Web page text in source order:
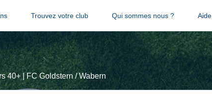
Trouvez votre club Qui sommes nous ? Aide
40+ | FC Goldstern / Wabern